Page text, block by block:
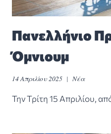
Πανελλήνιο
Όμνιουμ
14 Απριλίου 2025 Νέα
Την Τρίτη 15 Απριλίου,